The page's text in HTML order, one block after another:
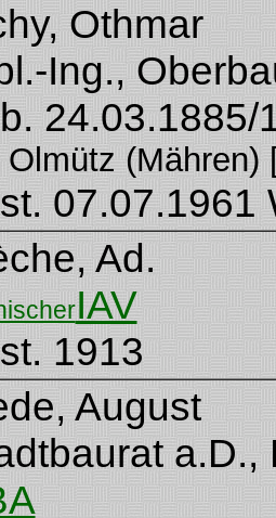
Othmar
Ing.,
24.03.1885/
Olmütz (Mähren)
07.07.1961
Ad.
IAV
1913
August
a.D.,